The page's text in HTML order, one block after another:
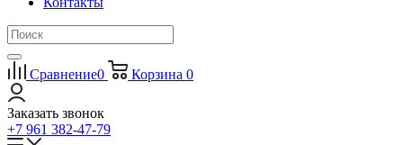
Сравнение0 Корзина 0
Заказать звонок
+7 961 382-47-79